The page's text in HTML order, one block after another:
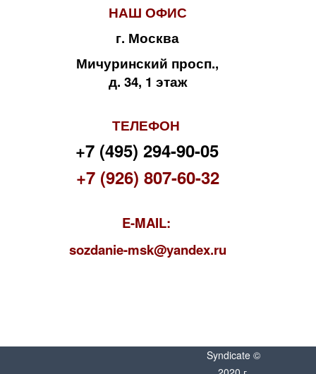
НАШ ОФИС
г. Москва
Мичуринский просп.,
д. 34, 1 этаж
ТЕЛЕФОН
+7 (495) 294-90-05
+7 (926) 807-60-32
E-MAIL:
sozdanie-msk@yandex.ru
Syndicate ©